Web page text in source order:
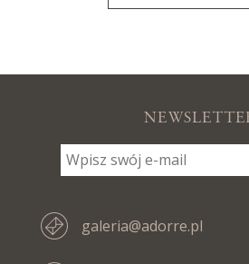
galeria@adorre.pl